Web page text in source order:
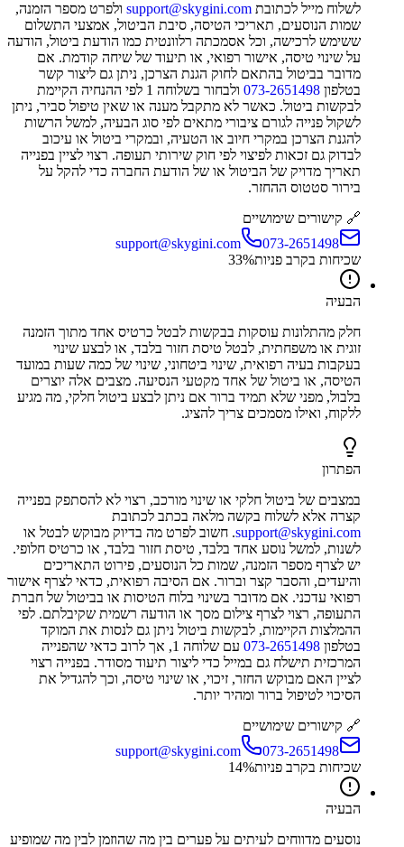
לשלוח מייל לכתובת support@skygini.com ולפרט מספר הזמנה,
שמות הנוסעים, תאריכי הטיסה, סיבת הביטול, אמצעי התשלום
ששימש לרכישה, וכל אסמכתה רלוונטית כמו הודעת ביטול, הודעה
על שינוי טיסה, אישור רפואי, או תיעוד של שיחה קודמת. אם
מדובר בביטול בהתאם לחוק הגנת הצרכן, ניתן גם ליצור קשר
בטלפון 073-2651498
ולבחור בשלוחה 1 לפי ההנחיה הקיימת
לבקשות ביטול. כאשר לא מתקבל מענה או שאין טיפול סביר, ניתן
לשקול פנייה לגורם ציבורי מתאים לפי סוג הבעיה, למשל הרשות
להגנת הצרכן במקרי חיוב או הטעיה, ובמקרי ביטול או עיכוב
לבדוק גם זכאות לפיצוי לפי חוק שירותי תעופה. רצוי לציין בפנייה
תאריך מדויק של הביטול או של הודעת החברה כדי להקל על
בירור סטטוס ההחזר.
🔗 קישורים שימושיים
support@skygini.com
073-2651498
שכיחות בקרב פניות
33%
הבעיה
חלק מהתלונות עוסקות בבקשות לבטל כרטיס אחד מתוך הזמנה
זוגית או משפחתית, לבטל טיסת חזור בלבד, או לבצע שינוי
בעקבות בעיה רפואית, שינוי ביטחוני, שינוי של כמה שעות במועד
הטיסה, או ביטול של אחד מקטעי הנסיעה. מצבים אלה יוצרים
בלבול, מפני שלא תמיד ברור אם ניתן לבצע ביטול חלקי, מה מגיע
ללקוח, ואילו מסמכים צריך להציג.
הפתרון
במצבים של ביטול חלקי או שינוי מורכב, רצוי לא להסתפק בפנייה
קצרה אלא לשלוח בקשה מלאה בכתב לכתובת
support@skygini.com. חשוב לפרט מה בדיוק מבוקש לבטל או
לשנות, למשל נוסע אחד בלבד, טיסת חזור בלבד, או כרטיס חלופי.
יש לצרף מספר הזמנה, שמות כל הנוסעים, פירוט התאריכים
והיעדים, והסבר קצר וברור. אם הסיבה רפואית, כדאי לצרף אישור
רפואי עדכני. אם מדובר בשינוי בלוח הטיסות או בביטול של חברת
התעופה, רצוי לצרף צילום מסך או הודעה רשמית שקיבלתם. לפי
ההמלצות הקיימות, לבקשות ביטול ניתן גם לנסות את המוקד
בטלפון 073-2651498
עם שלוחה 1, אך לרוב כדאי שהפנייה
המרכזית תישלח גם במייל כדי ליצור תיעוד מסודר. בפנייה רצוי
לציין האם מבוקש החזר, זיכוי, או שינוי טיסה, וכך להגדיל את
הסיכוי לטיפול ברור ומהיר יותר.
🔗 קישורים שימושיים
support@skygini.com
073-2651498
שכיחות בקרב פניות
14%
הבעיה
נוסעים מדווחים לעיתים על פערים בין מה שהוזמן לבין מה שמופיע